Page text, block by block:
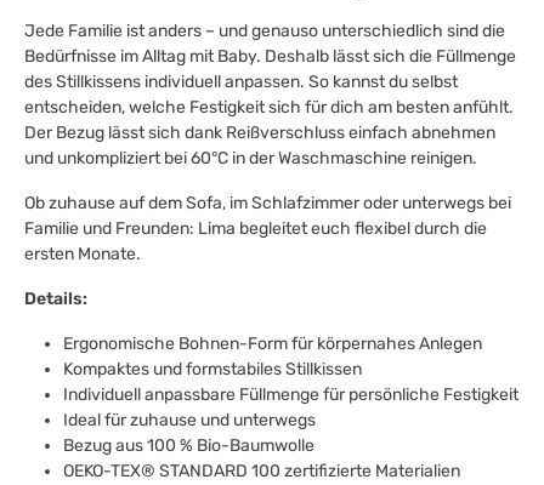
Jede Familie ist anders – und genauso unterschiedlich sind die
Bedürfnisse im Alltag mit Baby. Deshalb lässt sich die Füllmenge
des Stillkissens individuell anpassen. So kannst du selbst
entscheiden, welche Festigkeit sich für dich am besten anfühlt.
Der Bezug lässt sich dank Reißverschluss einfach abnehmen
und unkompliziert bei 60°C in der Waschmaschine reinigen.
Ob zuhause auf dem Sofa, im Schlafzimmer oder unterwegs bei
Familie und Freunden: Lima begleitet euch flexibel durch die
ersten Monate.
Details:
Ergonomische Bohnen-Form für körpernahes Anlegen
Kompaktes und formstabiles Stillkissen
Individuell anpassbare Füllmenge für persönliche Festigkeit
Ideal für zuhause und unterwegs
Bezug aus 100 % Bio-Baumwolle
OEKO-TEX® STANDARD 100 zertifizierte Materialien